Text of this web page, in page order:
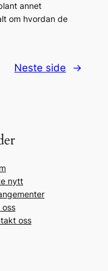
annet
om hvordan de
Neste side →
nytt
oss
oss